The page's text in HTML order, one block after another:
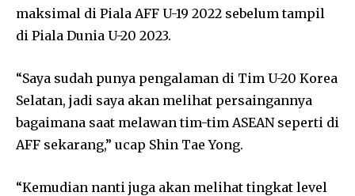
maksimal di Piala AFF U-19 2022 sebelum tampil
di Piala Dunia U-20 2023.
“Saya sudah punya pengalaman di Tim U-20 Korea
Selatan, jadi saya akan melihat persaingannya
bagaimana saat melawan tim-tim ASEAN seperti di
AFF sekarang,” ucap Shin Tae Yong.
“Kemudian nanti juga akan melihat tingkat level